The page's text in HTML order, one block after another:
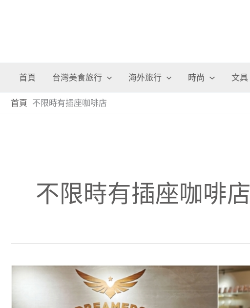
首頁 台灣美食旅行 海外旅行 時尚 文具
首頁 不限時有插座咖啡店
不限時有插座咖啡店
台